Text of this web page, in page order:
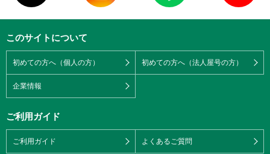
このサイトについて
初めての方へ（個人の方） 初めての方へ（法人屋号の方）
企業情報
ご利用ガイド
ご利用ガイド よくあるご質問